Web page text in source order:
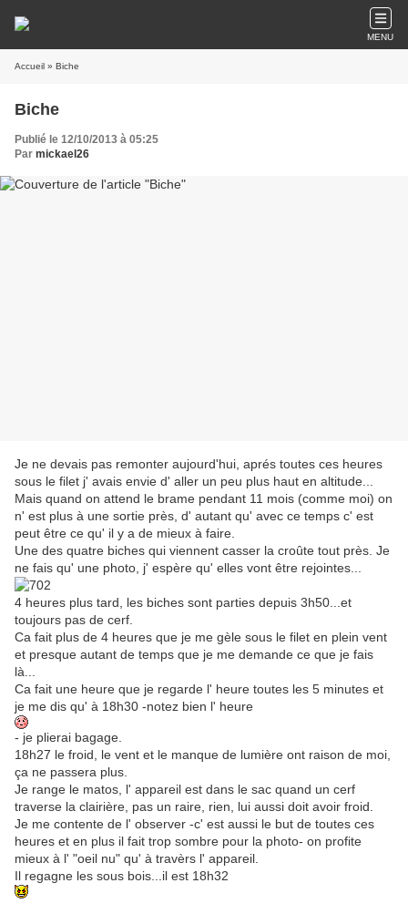
MENU
Accueil » Biche
Biche
Publié le 12/10/2013 à 05:25
Par mickael26
Je ne devais pas remonter aujourd'hui, aprés toutes ces heures
sous le filet j' avais envie d' aller un peu plus haut en altitude...
Mais quand on attend le brame pendant 11 mois (comme moi) on
n' est plus à une sortie près, d' autant qu' avec ce temps c' est
peut être ce qu' il y a de mieux à faire.
Une des quatre biches qui viennent casser la croûte tout près. Je
ne fais qu' une photo, j' espère qu' elles vont être rejointes...
4 heures plus tard, les biches sont parties depuis 3h50...et
toujours pas de cerf.
Ca fait plus de 4 heures que je me gèle sous le filet en plein vent
et presque autant de temps que je me demande ce que je fais
là...
Ca fait une heure que je regarde l' heure toutes les 5 minutes et
je me dis qu' à 18h30 -notez bien l' heure
- je plierai bagage.
18h27 le froid, le vent et le manque de lumière ont raison de moi,
ça ne passera plus.
Je range le matos, l' appareil est dans le sac quand un cerf
traverse la clairière, pas un raire, rien, lui aussi doit avoir froid.
Je me contente de l' observer -c' est aussi le but de toutes ces
heures et en plus il fait trop sombre pour la photo- on profite
mieux à l' "oeil nu" qu' à travèrs l' appareil.
Il regagne les sous bois...il est 18h32